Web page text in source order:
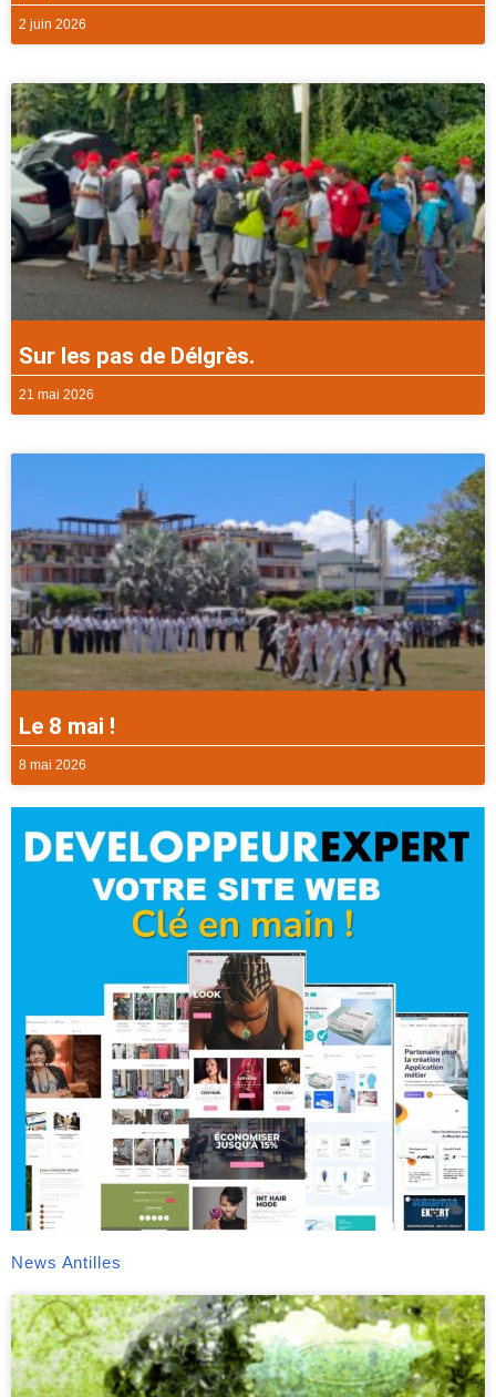
2 juin 2026
Sur les pas de Délgrès.
21 mai 2026
Le 8 mai !
8 mai 2026
News Antilles